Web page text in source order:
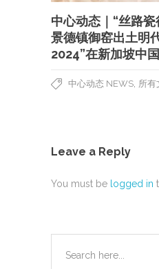
中心动态｜“丝路
景德镇御窑出土明
2024”在新加坡中
中心动态 NEWS 所有
Leave a Reply
You must be logged in